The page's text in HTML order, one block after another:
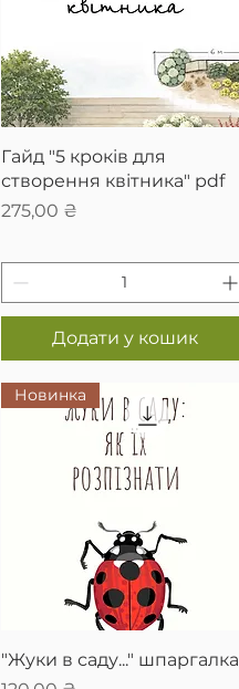
Швидкий перегляд
Гайд "5 кроків для
створення квітника" pdf
Ціна
275,00 ₴
Додати у кошик
Швидкий перегляд
Новинка
"Жуки в саду..." шпаргалка